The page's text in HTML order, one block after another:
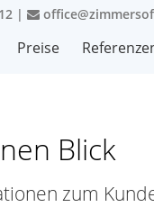
|
Preise
Blick
zum